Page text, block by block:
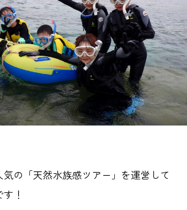
の「天然水族感ツアー」を運営して
！